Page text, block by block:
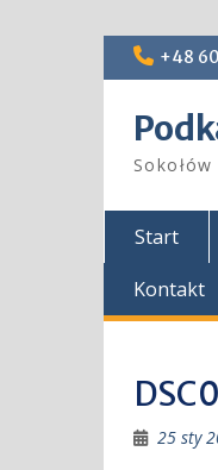
Skip
+48
Start
Kontakt
25 sty